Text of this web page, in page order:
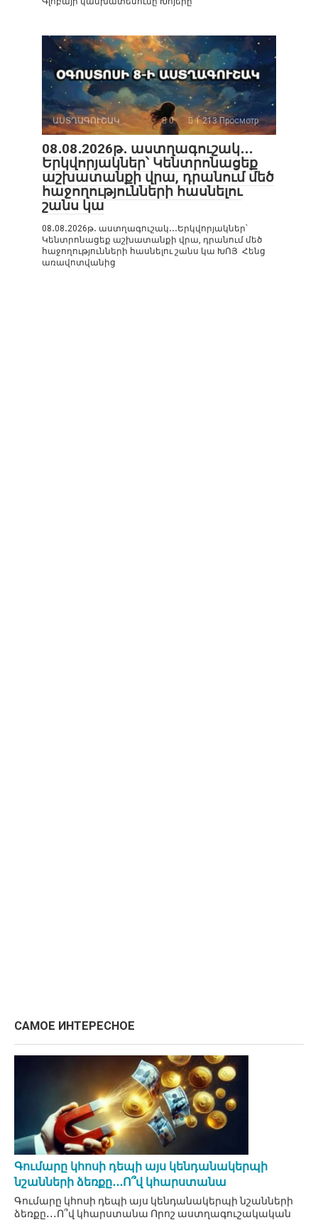
ԱՍՏՂԱԳՈՒՇԱԿ 0 1 213 Просмотр
08․08․2026թ․ աստղագուշակ․․․
Երկվորյակներ՝ Կենտրոնացեք
աշխատանքի վրա, դրանում մեծ
հաջողությունների հասնելու
շանս կա
08․08․2026թ․ աստղագուշակ․․․Երկվորյակներ՝
Կենտրոնացեք աշխատանքի վրա, դրանում մեծ
հաջողությունների հասնելու շանս կա ԽՈՅ Հենց
առավոտվանից
САМОЕ ИНТЕРЕСНОЕ
Գումարը կհոսի դեպի այս կենդանակերպի
նշանների ձեռքը․․․Ո՞վ կհարստանա
Գումարը կհոսի դեպի այս կենդանակերպի նշանների
ձեռքը․․․Ո՞վ կհարստանա Որոշ աստղագուշակական